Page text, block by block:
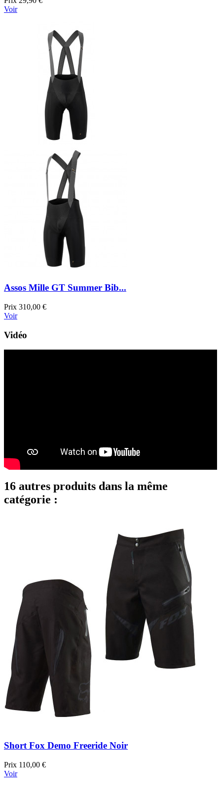
Voir
Assos Mille GT Summer Bib...
Prix 310,00 €
Voir
Vidéo
16 autres produits dans la même
catégorie :
Short Fox Demo Freeride Noir
Prix 110,00 €
Voir